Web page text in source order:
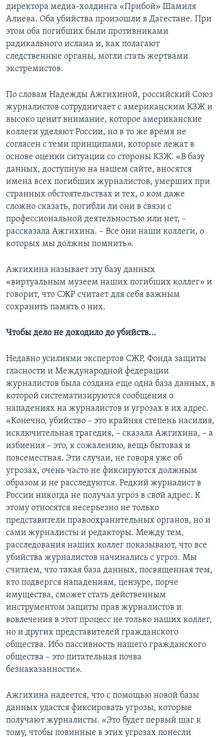
директора медиа-холдинга «Прибой» Шамиля
Алиева. Оба убийства произошли в Дагестане. При
этом оба погибших были противниками
радикального ислама и, как полагают
следственные органы, могли стать жертвами
экстремистов.
По словам Надежды Ажгихиной, российский Союз
журналистов сотрудничает с американским КЗЖ и
высоко ценит внимание, которое американские
коллеги уделяют России, но в то же время не
согласен с теми принципами, которые лежат в
основе оценки ситуации со стороны КЗЖ. «В базу
данных, доступную на нашем сайте, вносятся
имена всех погибших журналистов, умерших при
странных обстоятельствах и тех, о ком даже
сложно сказать, погибли ли они в связи с
профессиональной деятельностью или нет, –
рассказала Ажгихина. – Все они наши коллеги, о
которых мы должны помнить».
Ажгихина называет эту базу данных
«виртуальным музеем наших погибших коллег» и
говорит, что СЖР считает для себя важным
сохранить память о них.
Чтобы дело не доходило до убийств...
Недавно усилиями экспертов СЖР, Фонда защиты
гласности и Международной федерации
журналистов была создана еще одна база данных, в
которой систематизируются сообщения о
нападениях на журналистов и угрозах в их адрес.
«Конечно, убийство – это крайняя степень насилия,
исключительная трагедия, – сказала Ажгихина, – а
избиения – это, к сожалению, вещь бытовая и
повсеместная. Эти случаи, не говоря уже об
угрозах, очень часто не фиксируются должным
образом и не расследуются. Редкий журналист в
России никогда не получал угроз в свой адрес. К
этому относятся несерьезно не только
представители правоохранительных органов, но и
сами журналисты и редакторы. Между тем,
расследования наших коллег показывают, что все
убийства журналистов начинались с угроз. Мы
считаем, что такая база данных, посвященная тем,
кто подвергся нападениям, цензуре, порче
имущества, сможет стать действенным
инструментом защиты прав журналистов и
вовлечения в этот процесс не только наших коллег,
но и других представителей гражданского
общества. Ибо пассивность нашего гражданского
общества – это питательная почва
безнаказанности».
Ажгихина надеется, что с помощью новой базы
данных удастся фиксировать угрозы, которые
получают журналисты. «Это будет первый шаг к
тому, чтобы повинные в этих угрозах понесли